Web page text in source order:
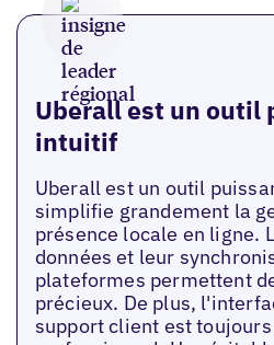
Uberall est un outil
intuitif
Uberall est un outil
simplifie grandement la
présence locale en ligne.
données et leur
plateformes permettent
précieux. De plus,
support client est